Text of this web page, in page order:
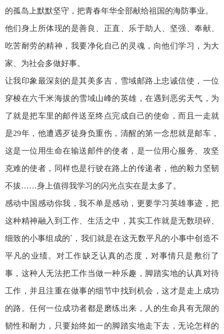
的孤岛上默默坚守，把青春年华全部献给祖国的海防事业。
他们身上所体现的是善良、正直、乐于助人、坚强、奉献、
吃苦耐劳的精神，我要净化自己的灵魂，向他们学习，为大
家、为社会多做好事。
让我印象最深刻的是其美多吉，雪域邮路上忠诚信使，一位
穿梭在六千米海拔的雪域山峰的英雄，在遇到恶劣天气，为
了就是把车里的邮件送至终点完成自己的使命，而且一走就
是29年，他遭遇歹徒身负重伤，清醒的第一念想就是邮车，
这是一位用生命在输送邮件的使者，是一位用心服务、攻坚
克难的使者，同样也是行驶在路上的传递者，他的毅力坚韧
不拔……身上值得我学习的闪光点实在是太多了。
感动中国感动你我，我不单是感动，更要学习英雄事迹，把
这种精神融入到工作、生活之中，其实工作就是无数琐碎、
细致的小事组成的`，我们就是在这无数平凡的小事中创造不
平凡的业绩。对工作缺乏认真的态度，对事情只是敷衍了
事，这种人无法把工作当做一种乐趣，脚踏实地的认真对待
工作，并且注重在做事的细节中找到机会，这才是走上成功
的路。任何一位成功者都是磨练出来，人的生命具有无限的
韧性和耐力，只要始终如一的脚踏实地走下去，无论怎样的